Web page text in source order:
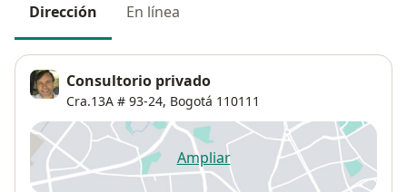
Dirección En línea
Consultorio privado
Cra.13A # 93-24, Bogotá 110111
Ampliarse abre en una nueva